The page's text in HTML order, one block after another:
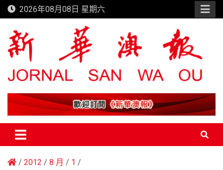
Skip
to
content
2026年08月08日 星期六
新華澳報
2012 8 月
1